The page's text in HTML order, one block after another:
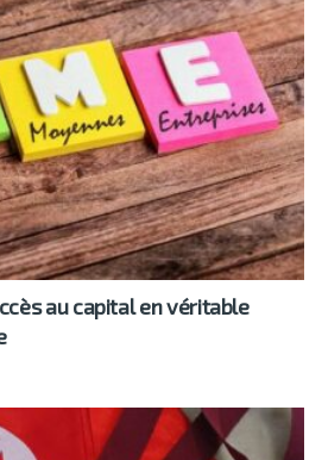
au capital en véritable